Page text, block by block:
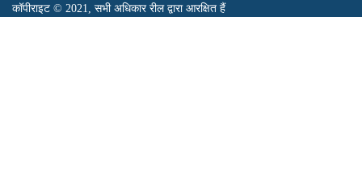
कॉपीराइट © 2021, सभी अधिकार रील द्वारा आरक्षित हैं